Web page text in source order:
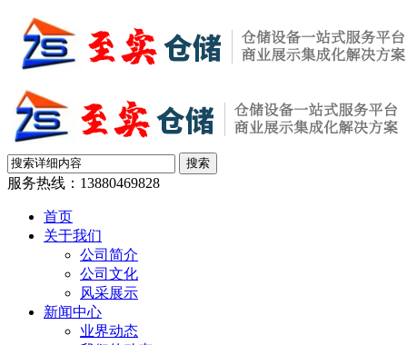
服务热线： 13880469828
首页
关于我们
公司简介
公司文化
风采展示
新闻中心
业界动态